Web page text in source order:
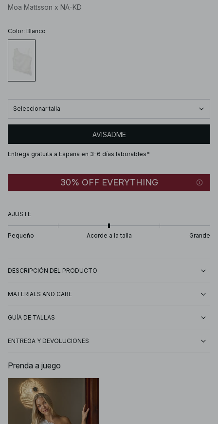
Moa Mattsson x NA-KD
Color: Blanco
Seleccionar talla
AVISADME
Entrega gratuita a España en 3-6 días laborables*
30% OFF EVERYTHING
AJUSTE
Pequeño Acorde a la talla Grande
DESCRIPCIÓN DEL PRODUCTO
MATERIALS AND CARE
GUÍA DE TALLAS
ENTREGA Y DEVOLUCIONES
Prenda a juego